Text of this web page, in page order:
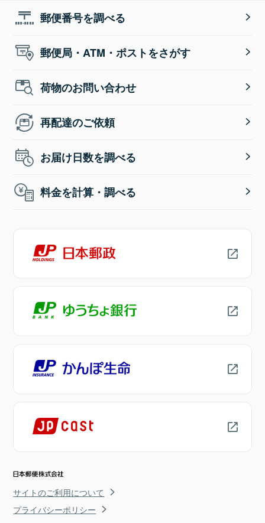
郵便番号を調べる
郵便局・ATM・ポストをさがす
荷物のお問い合わせ
再配達のご依頼
お届け日数を調べる
料金を計算・調べる
サイトのご利用について
プライバシーポリシー